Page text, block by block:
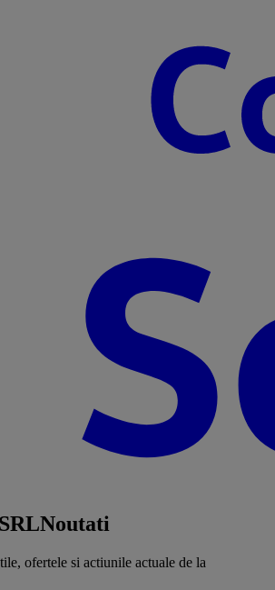
Noutati
ofertele si actiunile actuale de la